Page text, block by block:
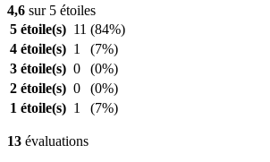
4,6 sur 5 étoiles
5 étoile(s) 11 (84%)
4 étoile(s) 1
(7%)
3 étoile(s) 0
(0%)
2 étoile(s) 0
(0%)
1 étoile(s) 1 (7%)
13 évaluations